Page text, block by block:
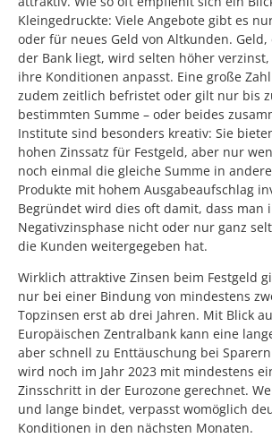
Kleingedruckte: Viele Angebote gibt es
oder für neues Geld von Altkunden.
der Bank liegt, wird selten höher
ihre Konditionen anpasst. Eine große
zudem zeitlich befristet oder gilt nur bis
bestimmten Summe – oder beides
Institute sind besonders kreativ: Sie
hohen Zinssatz für Festgeld, aber nur
noch einmal die gleiche Summe in
Produkte mit hohem Ausgabeaufschlag
Begründet wird dies oft damit, dass man
Negativzinsphase nicht oder nur ganz
die Kunden weitergegeben hat.
Wirklich attraktive Zinsen beim Festgeld
nur bei einer Bindung von mindestens
Topzinsen erst ab drei Jahren. Mit Blick
Europäischen Zentralbank kann eine
aber schnell zu Enttäuschung bei
wird noch im Jahr 2023 mit mindestens
Zinsschritt in der Eurozone gerechnet.
und lange bindet, verpasst womöglich
Konditionen in den nächsten Monaten.